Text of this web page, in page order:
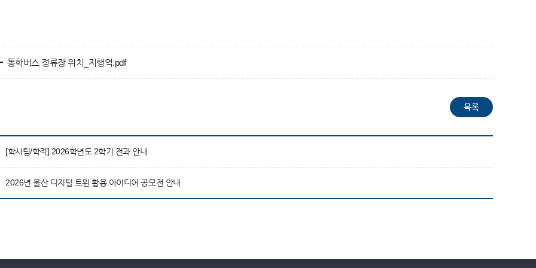
통학버스 정류장 위치_지행역.pdf
[학사팀/학적] 2026학년도 2학기 전과 안내
2026년 울산 디지털 트윈 활용 아이디어 공모전 안내